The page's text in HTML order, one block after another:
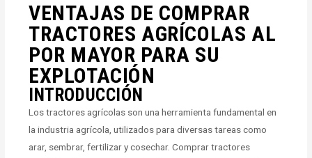
VENTAJAS DE COMPRAR
TRACTORES AGRÍCOLAS AL
POR MAYOR PARA SU
EXPLOTACIÓN
INTRODUCCIÓN
Los tractores agrícolas son una herramienta fundamental en
la industria agrícola, utilizados para diversas tareas como
arar, sembrar, fertilizar y cosechar. Comprar tractores